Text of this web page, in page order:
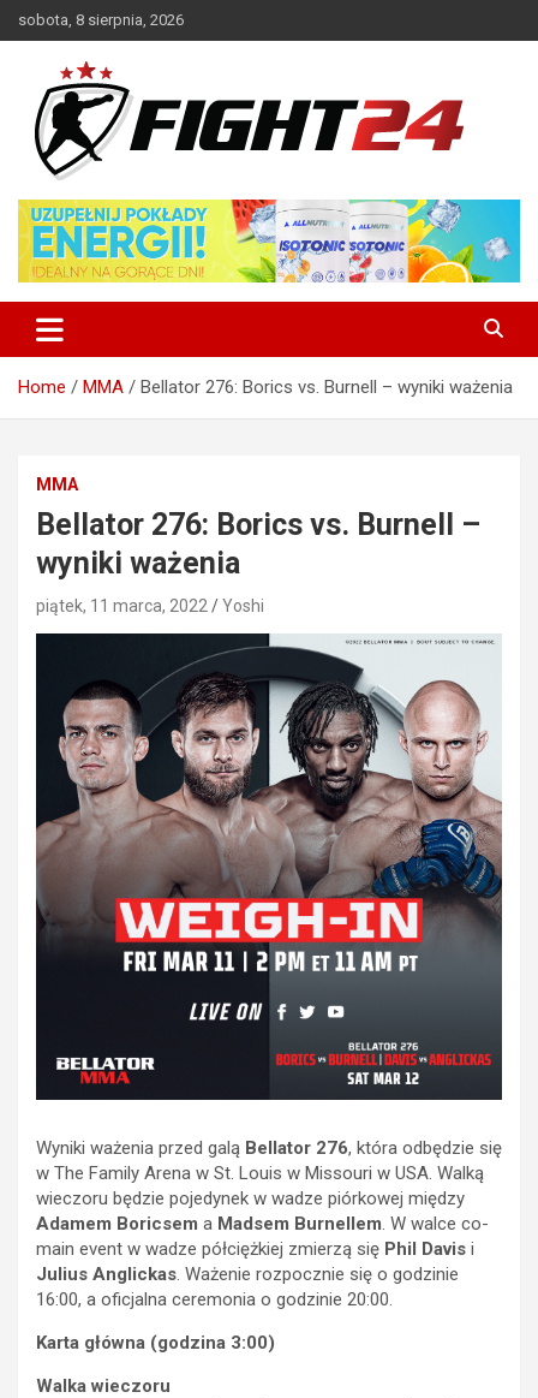
to
sobota, 8 sierpnia, 2026
FIGHT24.PL – MMA i K-1, UFC
Home MMA Bellator 276: Borics vs. Burnell – wyniki ważenia
MMA
Bellator 276: Borics vs. Burnell –
wyniki ważenia
piątek, 11 marca, 2022 Yoshi
Wyniki ważenia przed galą Bellator 276, która odbędzie się
w The Family Arena w St. Louis w Missouri w USA. Walką
wieczoru będzie pojedynek w wadze piórkowej między
Adamem Boricsem a Madsem Burnellem. W walce co-
main event w wadze półciężkiej zmierzą się Phil Davis i
Julius Anglickas. Ważenie rozpocznie się o godzinie
16:00, a oficjalna ceremonia o godzinie 20:00.
Karta główna (godzina 3:00)
Walka wieczoru